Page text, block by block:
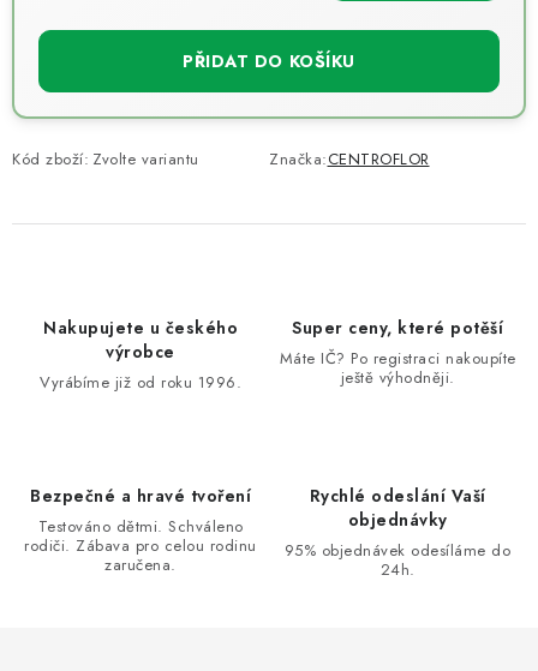
PŘIDAT DO KOŠÍKU
Kód zboží: Zvolte variantu Značka:CENTROFLOR
Nakupujete u českého
výrobce
Vyrábíme již od roku 1996.
Super ceny, které potěší
Máte IČ? Po registraci nakoupíte
ještě výhodněji.
Bezpečné a hravé tvoření
Testováno dětmi. Schváleno
rodiči. Zábava pro celou rodinu
zaručena.
Rychlé odeslání Vaší
objednávky
95% objednávek odesíláme do
24h.